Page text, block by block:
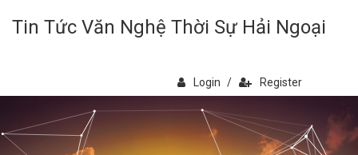
Tin Tức Văn Nghệ Thời Sự Hải Ngoại
Login / Register